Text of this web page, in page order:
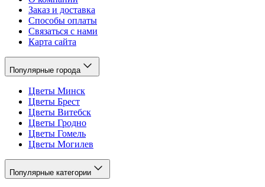
Заказ и доставка
Способы оплаты
Связаться с нами
Карта сайта
Популярные города
Цветы Минск
Цветы Брест
Цветы Витебск
Цветы Гродно
Цветы Гомель
Цветы Могилев
Популярные категории